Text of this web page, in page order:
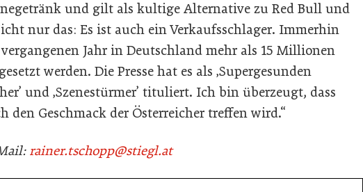
und gilt als kultige Alternative zu Red Bull und
nur das: Es ist auch ein Verkaufsschlager. Immerhin
Jahr in Deutschland mehr als 15 Millionen
werden. Die Presse hat es als ‚Supergesunden
und ‚Szenestürmer’ tituliert. Ich bin überzeugt, dass
den Geschmack der Österreicher treffen wird.“
rainer.tschopp@stiegl.at